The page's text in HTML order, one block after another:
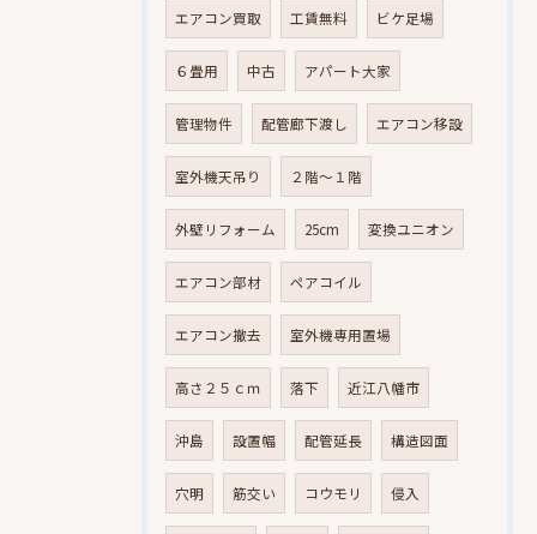
エアコン買取 工賃無料 ビケ足場
６畳用 中古 アパート大家
管理物件 配管廊下渡し エアコン移設
室外機天吊り ２階～１階
外壁リフォーム 25cm 変換ユニオン
エアコン部材 ペアコイル
エアコン撤去 室外機専用置場
高さ２５ｃｍ 落下 近江八幡市
沖島 設置幅 配管延長 構造図面
穴明 筋交い コウモリ 侵入